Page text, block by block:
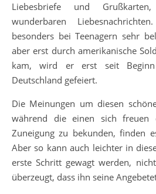
Liebesbriefe und
wunderbaren
besonders bei Teenagern sehr
aber erst durch amerikanische
kam, wird er erst seit
Deutschland gefeiert.
Die Meinungen um diesen
während die einen sich freuen
Zuneigung zu bekunden, finden
Aber so kann auch leichter in
erste Schritt gewagt werden,
überzeugt, dass ihn seine